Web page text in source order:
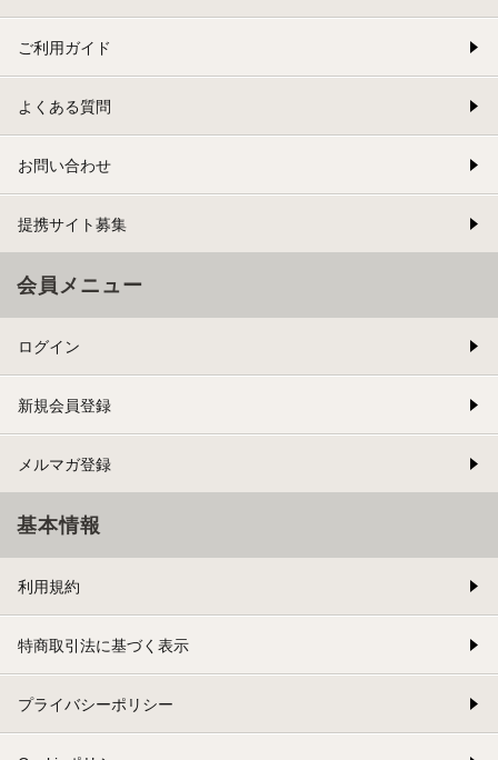
ご利用ガイド
よくある質問
お問い合わせ
提携サイト募集
会員メニュー
ログイン
新規会員登録
メルマガ登録
基本情報
利用規約
特商取引法に基づく表示
プライバシーポリシー